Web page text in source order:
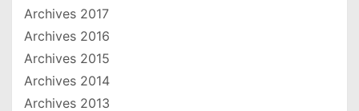
Archives 2017
Archives 2016
Archives 2015
Archives 2014
Archives 2013